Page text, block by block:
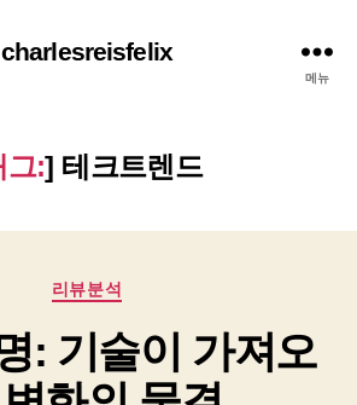
charlesreisfelix
메뉴
그:] 테크트렌드
카
고
리
리뷰분석
: 기술이 가져오